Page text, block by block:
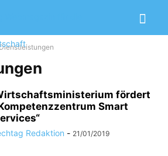
Dienstleistungen
fördert
Smart
Redaktion - 21/01/2019